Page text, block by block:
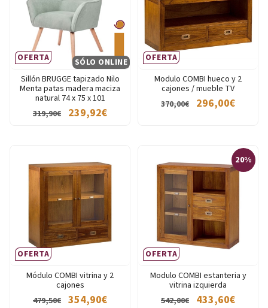
OFERTA
SÓLO ONLINE
Sillón BRUGGE tapizado Nilo
Menta patas madera maciza
natural 74 x 75 x 101
319,90€
239,92€
OFERTA
Modulo COMBI hueco y 2
cajones / mueble TV
370,00€
296,00€
OFERTA
Módulo COMBI vitrina y 2
cajones
479,50€ 354,90€
20%
OFERTA
Modulo COMBI estanteria y
vitrina izquierda
542,00€
433,60€